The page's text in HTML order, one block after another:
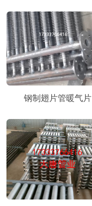
钢制翅片管暖气片